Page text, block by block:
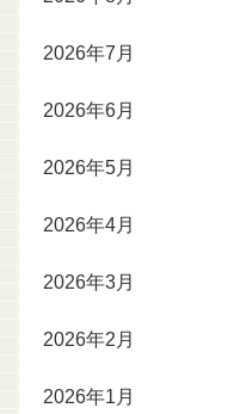
2026年7月
2026年6月
2026年5月
2026年4月
2026年3月
2026年2月
2026年1月